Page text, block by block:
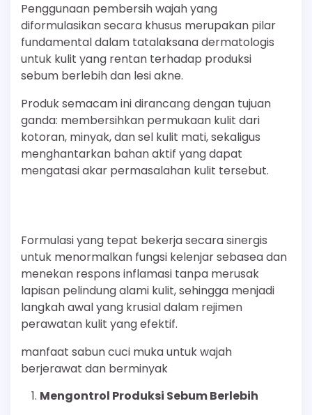
Penggunaan pembersih wajah yang
diformulasikan secara khusus merupakan pilar
fundamental dalam tatalaksana dermatologis
untuk kulit yang rentan terhadap produksi
sebum berlebih dan lesi akne.
Produk semacam ini dirancang dengan tujuan
ganda: membersihkan permukaan kulit dari
kotoran, minyak, dan sel kulit mati, sekaligus
menghantarkan bahan aktif yang dapat
mengatasi akar permasalahan kulit tersebut.
Formulasi yang tepat bekerja secara sinergis
untuk menormalkan fungsi kelenjar sebasea dan
menekan respons inflamasi tanpa merusak
lapisan pelindung alami kulit, sehingga menjadi
langkah awal yang krusial dalam rejimen
perawatan kulit yang efektif.
manfaat sabun cuci muka untuk wajah
berjerawat dan berminyak
Mengontrol Produksi Sebum Berlebih